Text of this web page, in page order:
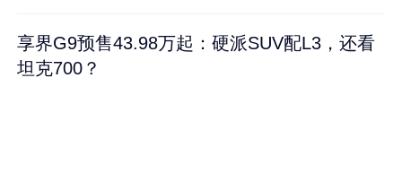
享界G9预售43.98万起：硬派SUV配L3，还看
坦克700？